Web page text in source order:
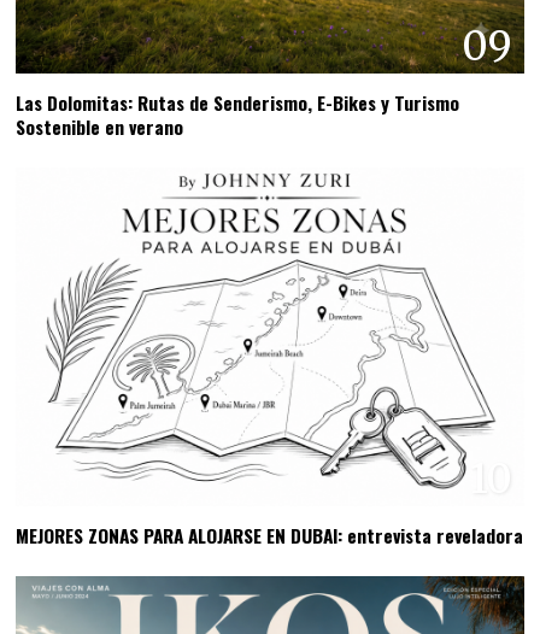
09
Las Dolomitas: Rutas de Senderismo, E-Bikes y Turismo
Sostenible en verano
MEJORES ZONAS PARA ALOJARSE EN DUBAI: entrevista reveladora